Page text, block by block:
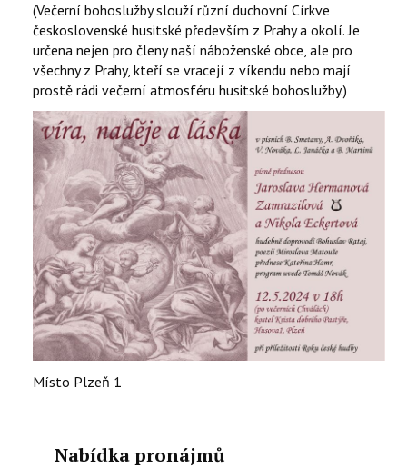
(Večerní bohoslužby slouží různí duchovní Církve
československé husitské především z Prahy a okolí. Je
určena nejen pro členy naší náboženské obce, ale pro
všechny z Prahy, kteří se vracejí z víkendu nebo mají
prostě rádi večerní atmosféru husitské bohoslužby.)
Místo Plzeň 1
Nabídka pronájmů